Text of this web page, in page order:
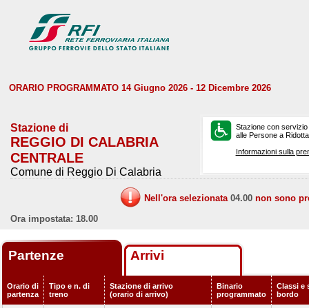
ORARIO PROGRAMMATO 14 Giugno 2026 - 12 Dicembre 2026
Stazione di
REGGIO DI CALABRIA
CENTRALE
Comune di Reggio Di Calabria
Stazione con
alle Persone a
Informazioni sulla
Nell'ora selezionata 04.00 non sono
Ora impostata: 18.00
Partenze Arrivi
Orario di
partenza
Tipo e n. di
treno
Stazione di arrivo
(orario di arrivo)
Binario
programmato
Classi e
bordo